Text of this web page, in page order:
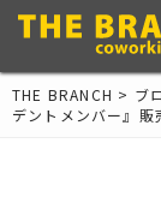
THE BRANCH > ブ
デントメンバー』販